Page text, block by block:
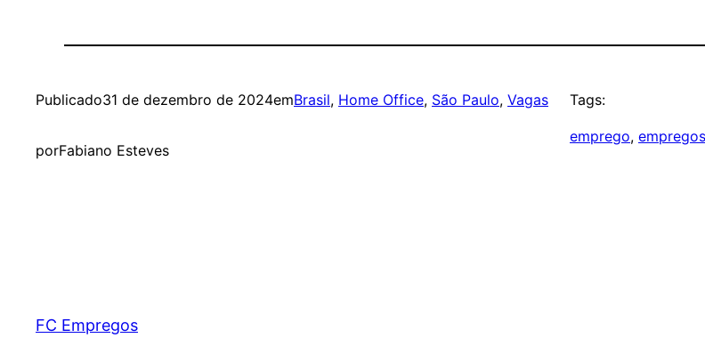
Publicado31 de dezembro de 2024emBrasil, Home Office, São Paulo, Vagas
porFabiano Esteves
Tags:
emprego, empregos
FC Empregos